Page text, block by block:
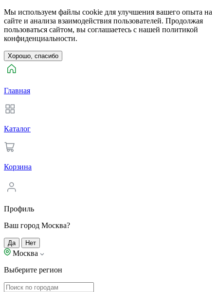
Мы используем файлы cookie для улучшения вашего опыта на
сайте и анализа взаимодействия пользователей. Продолжая
пользоваться сайтом, вы соглашаетесь с нашей политикой
конфиденциальности.
Хорошо, спасибо
Главная
Каталог
Корзина
Профиль
Ваш город Москва?
Да Нет
Москва
Выберите регион